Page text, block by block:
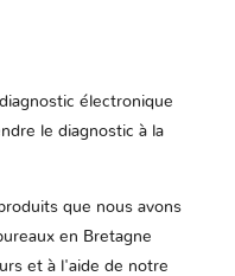
électronique
le diagnostic à la
que nous avons
en Bretagne
et à l'aide de notre